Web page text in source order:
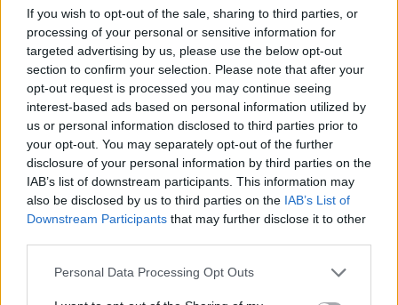
If you wish to opt-out of the sale, sharing to third parties, or
processing of your personal or sensitive information for
targeted advertising by us, please use the below opt-out
section to confirm your selection. Please note that after your
opt-out request is processed you may continue seeing
interest-based ads based on personal information utilized by
us or personal information disclosed to third parties prior to
your opt-out. You may separately opt-out of the further
disclosure of your personal information by third parties on the
IAB’s list of downstream participants. This information may
also be disclosed by us to third parties on the IAB’s List of
Downstream Participants that may further disclose it to other
Personal Data Processing Opt Outs